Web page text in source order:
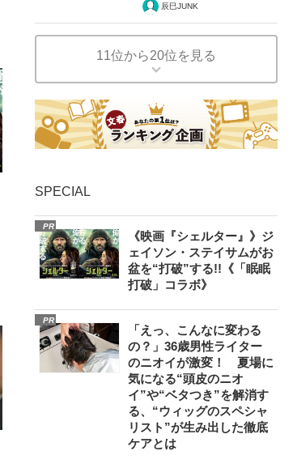
辰巳JUNK
11位から20位を見る
SPECIAL
PR
《映画『シェルター』》ジ
ェイソン・ステイサムがお
盆を“打破”する!!《「眠眠
打破」コラボ》
PR
「えっ、こんなに変わる
の？」36歳男性ライター
のニオイが激変！ 夏場に
気になる“頭皮のニオ
イ”や“ベタつき”を解消す
る、“ウィッグのスペシャ
リスト”が生み出した徹底
ケアとは